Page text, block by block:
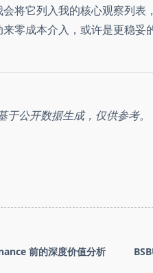
将它列入我的核心观察列
零成本介入，或许是更稳妥
公开数据生成，仅供参考。
前的深度价值分析